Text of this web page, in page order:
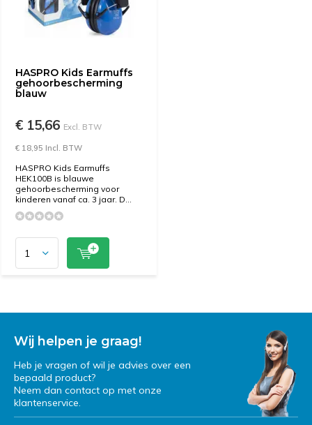
HASPRO Kids Earmuffs
gehoorbescherming
blauw
€ 15,66 Excl. BTW
€ 18,95 Incl. BTW
HASPRO Kids Earmuffs
HEK100B is blauwe
gehoorbescherming voor
kinderen vanaf ca. 3 jaar. D...
Wij helpen je graag!
Heb je vragen of wil je advies over een
bepaald product?
Neem dan contact op met onze
klantenservice.